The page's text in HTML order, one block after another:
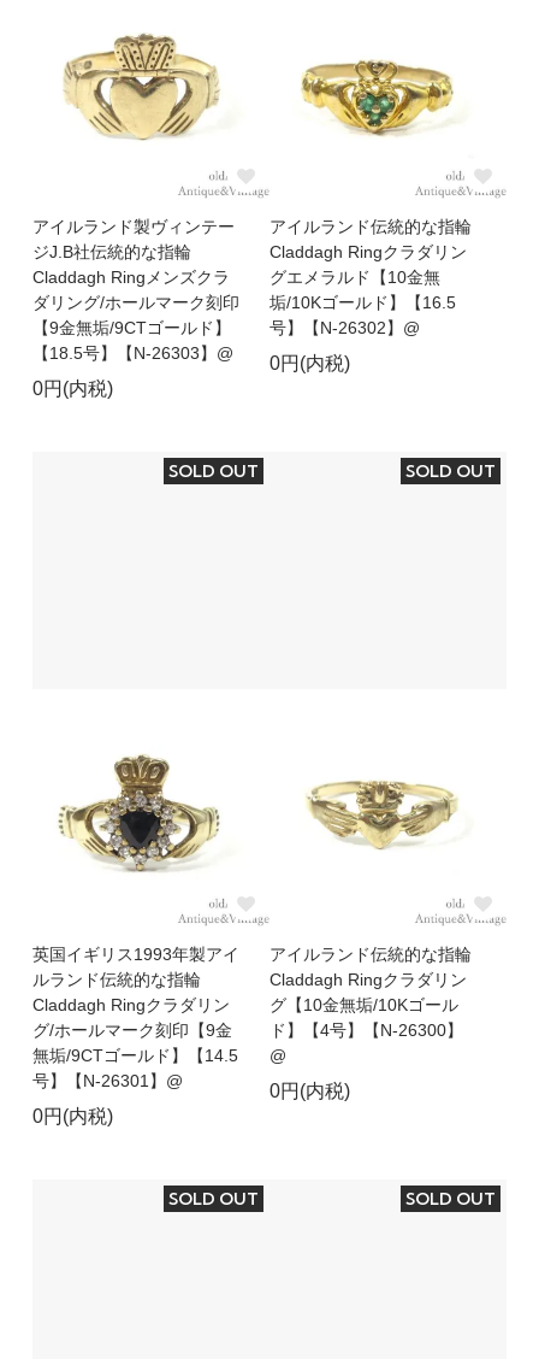
アイルランド製ヴィンテー
ジJ.B社伝統的な指輪
Claddagh Ringメンズクラ
ダリング/ホールマーク刻印
【9金無垢/9CTゴールド】
【18.5号】【N-26303】@
0円(内税)
アイルランド伝統的な指輪
Claddagh Ringクラダリン
グエメラルド【10金無
垢/10Kゴールド】【16.5
号】【N-26302】@
0円(内税)
SOLD OUT
英国イギリス1993年製アイ
ルランド伝統的な指輪
Claddagh Ringクラダリン
グ/ホールマーク刻印【9金
無垢/9CTゴールド】【14.5
号】【N-26301】@
0円(内税)
SOLD OUT
アイルランド伝統的な指輪
Claddagh Ringクラダリン
グ【10金無垢/10Kゴール
ド】【4号】【N-26300】
@
0円(内税)
SOLD OUT SOLD OUT